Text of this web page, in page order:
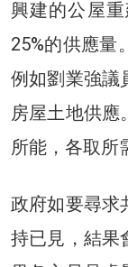
興建的公屋
25%的供應量
例如劉業強議
房屋土地供應
所能，各取所
政府如要尋求
持已見，結果